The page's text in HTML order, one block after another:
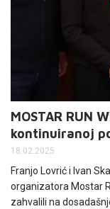
MOSTAR RUN
kontinuiranoj
18.02.2025
Franjo Lovrić i Ivan
organizatora Mostar
zahvalili na